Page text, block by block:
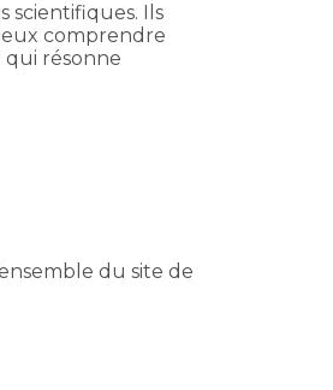
scientifiques. Ils
comprendre
qui résonne
du site de